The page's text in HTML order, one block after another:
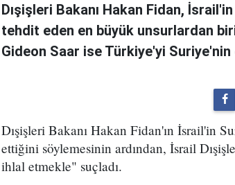
Dışişleri Bakanı Hakan Fidan,
tehdit eden en büyük unsurlardan
Gideon Saar ise Türkiye'yi
Dışişleri Bakanı Hakan Fidan'ın İsrail'in
ettiğini söylemesinin ardından, İsrail
ihlal etmekle" suçladı.